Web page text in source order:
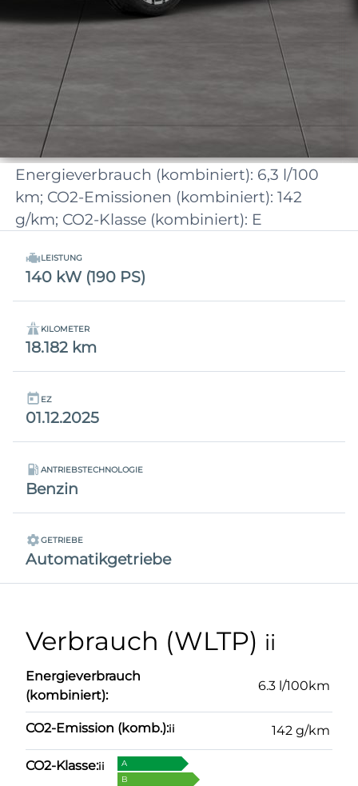
Energieverbrauch (kombiniert): 6,3 l/100
km; CO2-Emissionen (kombiniert): 142
g/km; CO2-Klasse (kombiniert): E
LEISTUNG
140 kW (190 PS)
KILOMETER
18.182 km
EZ
01.12.2025
ANTRIEBSTECHNOLOGIE
Benzin
GETRIEBE
Automatikgetriebe
Verbrauch (WLTP) ii
Energieverbrauch
(kombiniert):
6.3 l/100km
CO2-Emission (komb.):ii 142 g/km
CO2-Klasse:ii
A
B